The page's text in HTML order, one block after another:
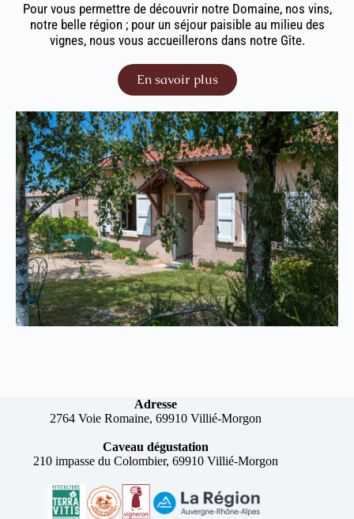
Pour vous permettre de découvrir notre Domaine, nos vins,
notre belle région ; pour un séjour paisible au milieu des
vignes, nous vous accueillerons dans notre Gîte.
En savoir plus
Adresse
2764 Voie Romaine, 69910 Villié-Morgon
Caveau dégustation
210 impasse du Colombier, 69910 Villié-Morgon